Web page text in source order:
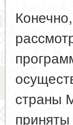
страны